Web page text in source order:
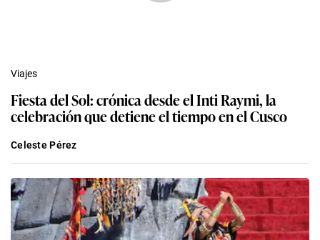
Viajes
Fiesta del Sol: crónica desde el Inti Raymi, la
celebración que detiene el tiempo en el Cusco
Celeste Pérez